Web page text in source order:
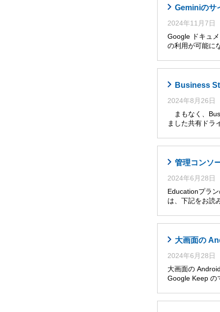
Geminiのサ
2024年11月7日
Google ドキュ
の利用が可能に
Business
2024年8月26日
まもなく、
ました共有ドラ
管理コンソ
2024年6月28日
Educationプラ
は、下記をお
大画面の
2024年6月28日
大画面の
Google Keep の